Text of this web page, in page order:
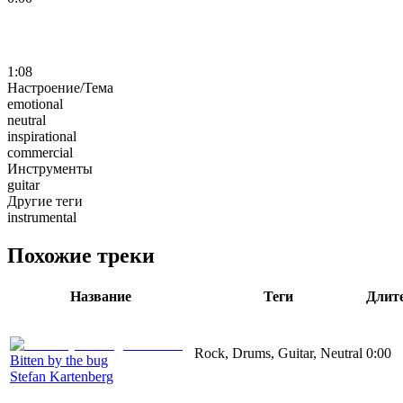
1:08
Настроение/Тема
emotional
neutral
inspirational
commercial
Инструменты
guitar
Другие теги
instrumental
Похожие треки
Название Теги
Bitten by the bug
Stefan Kartenberg
Rock, Drums, Guitar, Neutral 0:00